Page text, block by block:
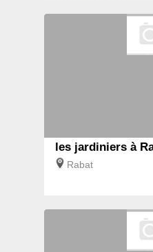
les jardiniers à
Rabat